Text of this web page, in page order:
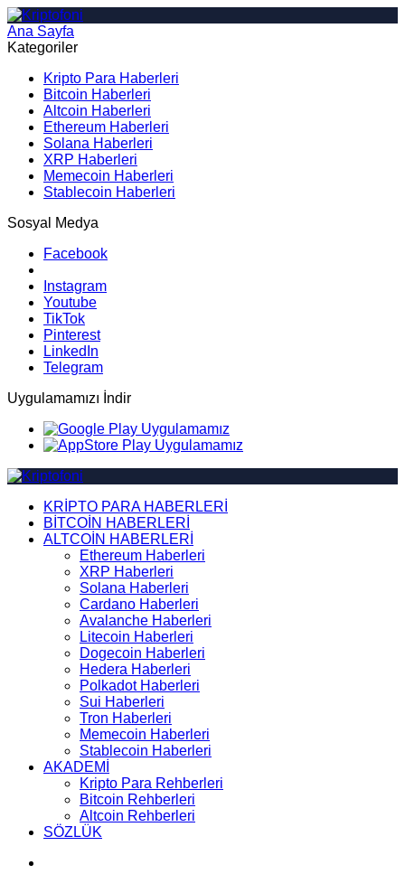
Ana Sayfa
Kategoriler
Kripto Para Haberleri
Bitcoin Haberleri
Altcoin Haberleri
Ethereum Haberleri
Solana Haberleri
XRP Haberleri
Memecoin Haberleri
Stablecoin Haberleri
Sosyal Medya
Facebook
Instagram
Youtube
TikTok
Pinterest
LinkedIn
Telegram
Uygulamamızı İndir
KRİPTO PARA HABERLERİ
BİTCOİN HABERLERİ
ALTCOİN HABERLERİ
Ethereum Haberleri
XRP Haberleri
Solana Haberleri
Cardano Haberleri
Avalanche Haberleri
Litecoin Haberleri
Dogecoin Haberleri
Hedera Haberleri
Polkadot Haberleri
Sui Haberleri
Tron Haberleri
Memecoin Haberleri
Stablecoin Haberleri
AKADEMİ
Kripto Para Rehberleri
Bitcoin Rehberleri
Altcoin Rehberleri
SÖZLÜK